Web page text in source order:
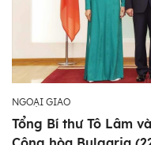
NGOẠI GIAO
Tổng Bí thư Tô Lâm